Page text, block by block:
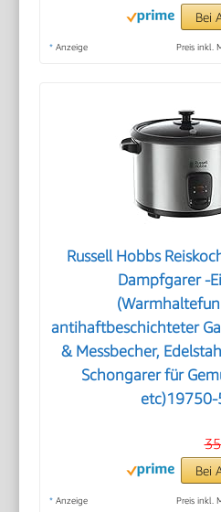
Bei
* Anzeige Preis inkl.
Russell Hobbs
Dampfgarer -
antihaftbeschichteter
& Messbecher,
Schongarer für
etc)19750-
Bei
* Anzeige Preis inkl.